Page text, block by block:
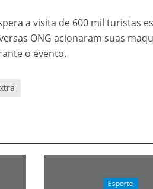
a visita de 600 mil turistas
ONG acionaram suas
o evento.
Esporte